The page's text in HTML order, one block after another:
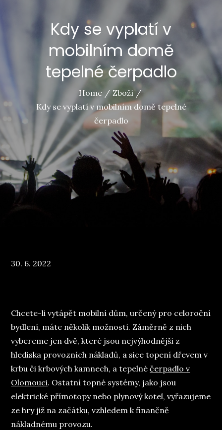
Kdy se vyplatí v
mobilním domě
tepelné čerpadlo
Home
Zboží
Kdy se vyplatí v mobilním domě tepelné
čerpadlo
Posted
30. 6. 2022
Chcete-li vytápět mobilní dům, určený pro celoroční
bydlení, máte několik možností. Záměrně z nich
vybereme jen dvě, které jsou nejvýhodnější z
hlediska provozních nákladů, a sice topení dřevem v
krbu či krbových kamnech, a tepelnéčerpadlo v
Olomouci. Ostatní topné systémy, jako jsou
elektrické přímotopy nebo plynový kotel, vyřazujeme
ze hry již na začátku, vzhledem k finančně
nákladnému provozu.